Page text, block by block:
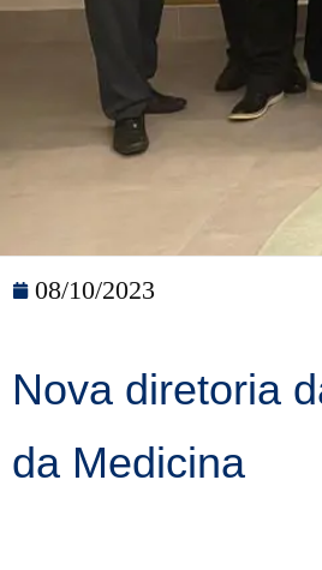
08/10/2023
Nova diretoria
da Medicina